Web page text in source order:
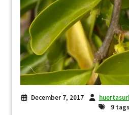
December 7, 2017
9 tags